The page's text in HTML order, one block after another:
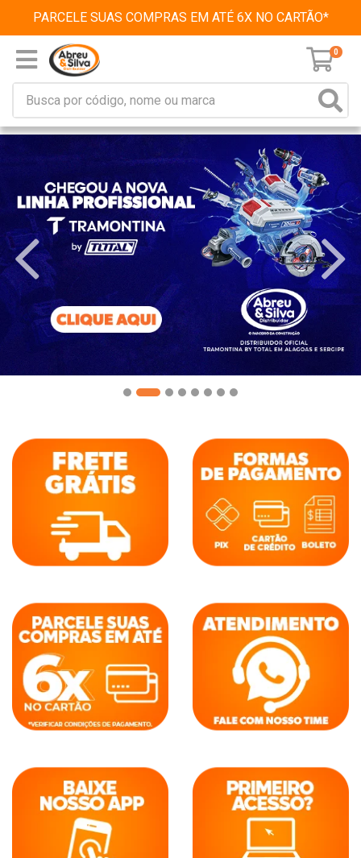
PARCELE SUAS COMPRAS EM ATÉ 6X NO CARTÃO*
0